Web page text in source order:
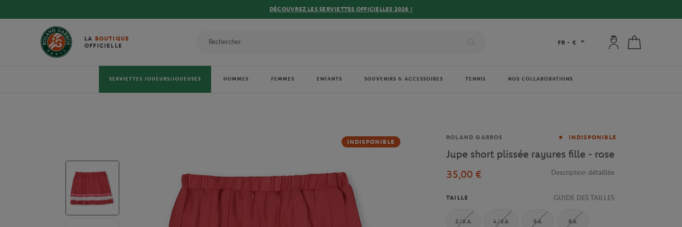
DÉCOUVREZ LES SERVIETTES OFFICIELLES 2026 !
LA BOUTIQUE
OFFICIELLE
FR - € Mon compte : se
SERVIETTES JOUEURS/JOUEUSES HOMMES FEMMES ENFANTS SOUVENIRS & ACCESSOIRES TENNIS NOS COLLABORATIONS
INDISPONIBLE
Marque
ROLAND GARROS INDISPONIBLE
Jupe short plissée rayures fille - rose
35,00 €
Description détaillée
TAILLE GUIDE DES TAILLES
2/3A 4/5A 6A 8A